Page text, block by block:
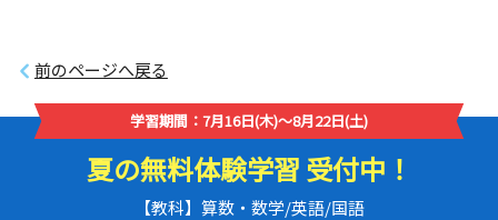
前のページへ戻る
学習期間：7月16日(木)～8月22日(土)
夏の無料体験学習 受付中！
【教科】算数・数学/英語/国語